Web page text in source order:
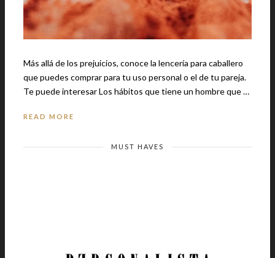
Más allá de los prejuicios, conoce la lencería para caballero
que puedes comprar para tu uso personal o el de tu pareja.
Te puede interesar Los hábitos que tiene un hombre que …
READ MORE
MUST HAVES